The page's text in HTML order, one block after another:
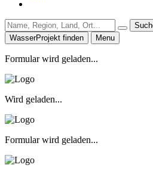
WasserProjekt finden
Menu
Formular wird geladen...
Wird geladen...
Formular wird geladen...